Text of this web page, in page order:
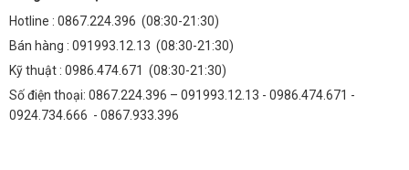
Hotline : 0867.224.396 (08:30-21:30)
Bán hàng : 091993.12.13 (08:30-21:30)
Kỹ thuật : 0986.474.671 (08:30-21:30)
Số điện thoại: 0867.224.396 – 091993.12.13 - 0986.474.671 -
0924.734.666 - 0867.933.396